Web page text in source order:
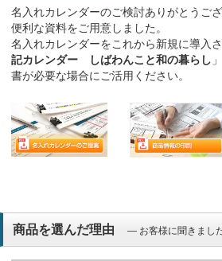
名入れカレンダーのご検討ありがとうご
便利な資料をご用意しました。
名入れカレンダーをこれから新規に導入
記カレンダー しばわんこと和の暮らし
書が必要な場合にご活用ください。
商品を選んだ理由 ― お客様に聞きまし